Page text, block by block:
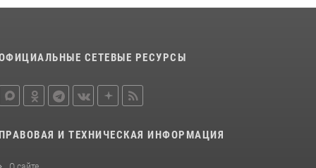
СЕТЕВЫЕ РЕСУРСЫ
ПРАВОВАЯ И ТЕХНИЧЕСКАЯ ИНФОРМАЦИЯ